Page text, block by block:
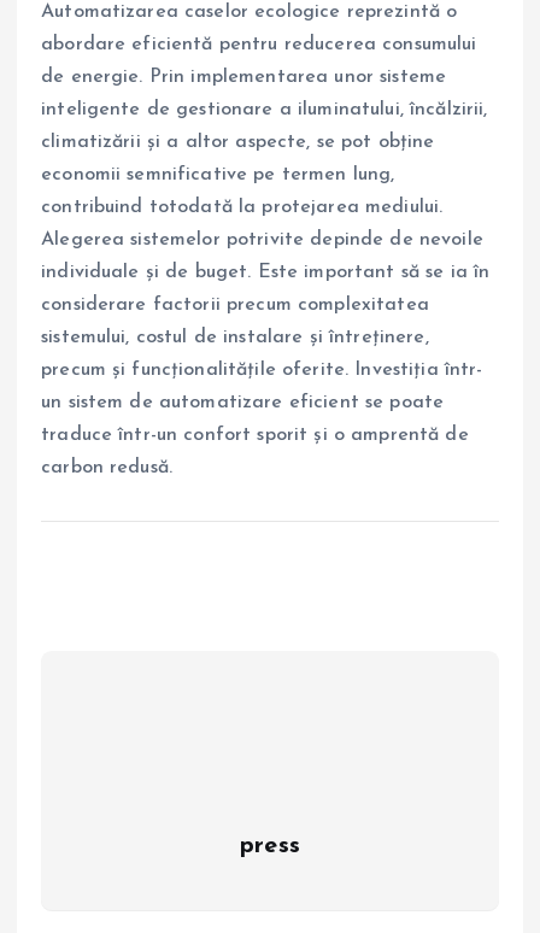
Automatizarea caselor ecologice reprezintă o
abordare eficientă pentru reducerea consumului
de energie. Prin implementarea unor sisteme
inteligente de gestionare a iluminatului, încălzirii,
climatizării și a altor aspecte, se pot obține
economii semnificative pe termen lung,
contribuind totodată la protejarea mediului.
Alegerea sistemelor potrivite depinde de nevoile
individuale și de buget. Este important să se ia în
considerare factorii precum complexitatea
sistemului, costul de instalare și întreținere,
precum și funcționalitățile oferite. Investiția într-
un sistem de automatizare eficient se poate
traduce într-un confort sporit și o amprentă de
carbon redusă.
press